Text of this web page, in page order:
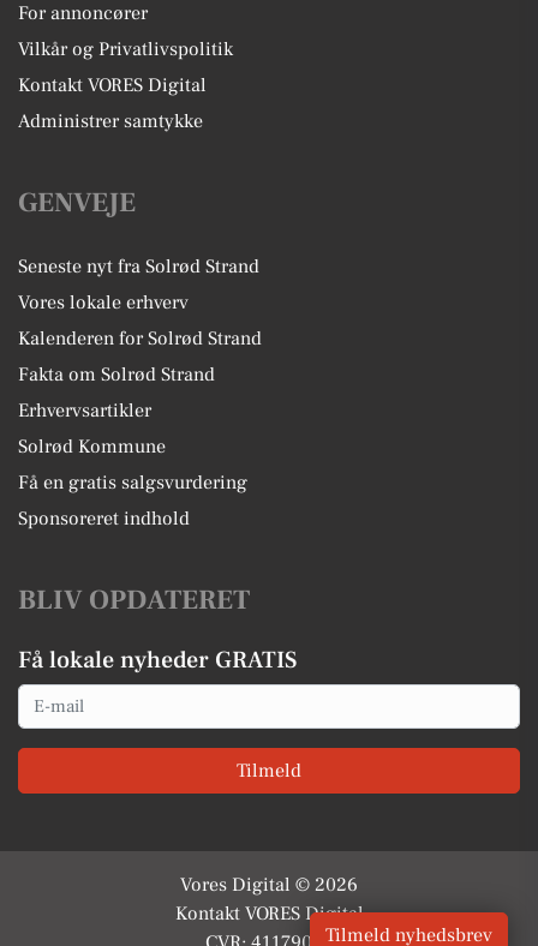
For annoncører
Vilkår og Privatlivspolitik
Kontakt VORES Digital
Administrer samtykke
GENVEJE
Seneste nyt fra Solrød Strand
Vores lokale erhverv
Kalenderen for Solrød Strand
Fakta om Solrød Strand
Erhvervsartikler
Solrød Kommune
Få en gratis salgsvurdering
Sponsoreret indhold
BLIV OPDATERET
Få lokale nyheder GRATIS
Email
Tilmeld
Vores Digital © 2026
Kontakt VORES Digital
Tilmeld nyhedsbrev